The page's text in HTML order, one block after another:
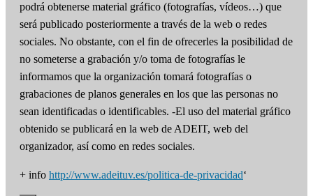
podrá obtenerse material gráfico (fotografías, vídeos…) que
será publicado posteriormente a través de la web o redes
sociales. No obstante, con el fin de ofrecerles la posibilidad de
no someterse a grabación y/o toma de fotografías le
informamos que la organización tomará fotografías o
grabaciones de planos generales en los que las personas no
sean identificadas o identificables. -El uso del material gráfico
obtenido se publicará en la web de ADEIT, web del
organizador, así como en redes sociales.
+ info http://www.adeituv.es/politica-de-privacidad‘